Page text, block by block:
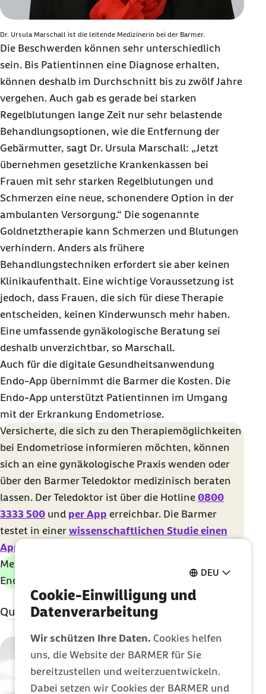
DEU
Cookie-Einwilligung und
Datenverarbeitung
Wir schützen Ihre Daten. Cookies helfen
uns, die Website der BARMER für Sie
bereitzustellen und weiterzuentwickeln.
Dabei setzen wir Cookies der BARMER und
Dr. Ursula Marschall ist die leitende Medizinerin bei der Barmer.
Die Beschwerden können sehr unterschiedlich
sein. Bis Patientinnen eine Diagnose erhalten,
können deshalb im Durchschnitt bis zu zwölf Jahre
vergehen. Auch gab es gerade bei starken
Regelblutungen lange Zeit nur sehr belastende
Behandlungsoptionen, wie die Entfernung der
Gebärmutter, sagt Dr. Ursula Marschall: „Jetzt
übernehmen gesetzliche Krankenkassen bei
Frauen mit sehr starken Regelblutungen und
Schmerzen eine neue, schonendere Option in der
ambulanten Versorgung.“ Die sogenannte
Goldnetztherapie kann Schmerzen und Blutungen
verhindern. Anders als frühere
Behandlungstechniken erfordert sie aber keinen
Klinikaufenthalt. Eine wichtige Voraussetzung ist
jedoch, dass Frauen, die sich für diese Therapie
entscheiden, keinen Kinderwunsch mehr haben.
Eine umfassende gynäkologische Beratung sei
deshalb unverzichtbar, so Marschall.
Auch für die digitale Gesundheitsanwendung
Endo-App übernimmt die Barmer die Kosten. Die
Endo-App unterstützt Patientinnen im Umgang
mit der Erkrankung Endometriose.
Versicherte, die sich zu den Therapiemöglichkeiten
bei Endometriose informieren möchten, können
sich an eine gynäkologische Praxis wenden oder
über den Barmer Teledoktor medizinisch beraten
lassen. Der Teledoktor ist über die Hotline 0800
3333 500 und per App erreichbar. Die Barmer
testet in einer wissenschaftlichen Studie einen
App-basierten Ansatz
Mehr zu Symptomen und Behandlung von
Endometriose:
www.barmer.de/a008339
Quellenangaben
Endometriose - ein
Leidensweg:https://www.dw.com/de/